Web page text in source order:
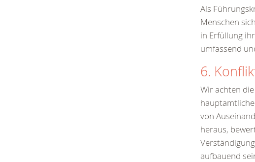
Als
Menschen
in Erfüllung
umfassend
6.
Wir achten
von
heraus,
aufbauend